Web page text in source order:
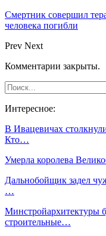
Смертник совершил
человека погибли
Prev Next
Комментарии закрыты.
Интересное:
В Ивацевичах
Кто…
Умерла королева
Дальнобойщик задел
…
Минстройархитектуры
строительные…